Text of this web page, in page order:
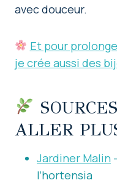
avec douceur.
Et pour
je crée aussi des
ALLER
Jardiner Malin
l’hortensia